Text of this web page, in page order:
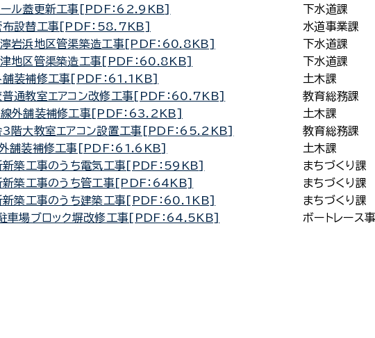
ール蓋更新工事[PDF：62.9KB]
下水道課
布設替工事[PDF：58.7KB]
水道事業課
濘岩浜地区管渠築造工事[PDF：60.8KB]
下水道課
津地区管渠築造工事[PDF：60.8KB]
下水道課
舗装補修工事[PDF：61.1KB]
土木課
普通教室エアコン改修工事[PDF：60.7KB]
教育総務課
外舗装補修工事[PDF：63.2KB]
土木課
3階大教室エアコン設置工事[PDF：65.2KB]
教育総務課
舗装補修工事[PDF：61.6KB]
土木課
新築工事のうち電気工事[PDF：59KB]
まちづくり課
新築工事のうち管工事[PDF：64KB]
まちづくり課
新築工事のうち建築工事[PDF：60.1KB]
まちづくり課
車場ブロック塀改修工事[PDF：64.5KB] ボートレース